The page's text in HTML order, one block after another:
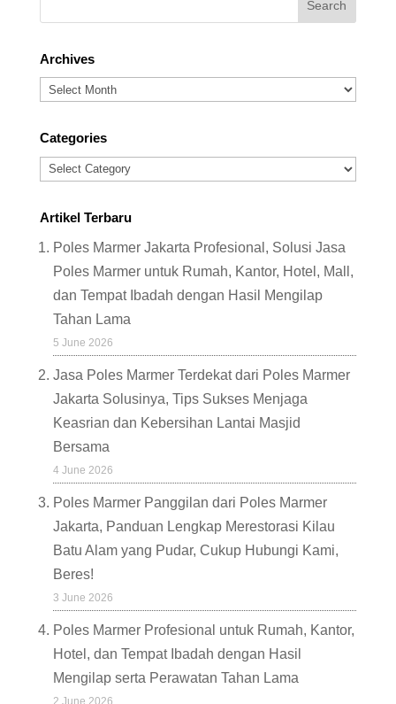
Archives
Archives
Categories
Categories
Artikel Terbaru
Poles Marmer Jakarta Profesional, Solusi Jasa
Poles Marmer untuk Rumah, Kantor, Hotel, Mall,
dan Tempat Ibadah dengan Hasil Mengilap
Tahan Lama
5 June 2026
Jasa Poles Marmer Terdekat dari Poles Marmer
Jakarta Solusinya, Tips Sukses Menjaga
Keasrian dan Kebersihan Lantai Masjid
Bersama
4 June 2026
Poles Marmer Panggilan dari Poles Marmer
Jakarta, Panduan Lengkap Merestorasi Kilau
Batu Alam yang Pudar, Cukup Hubungi Kami,
Beres!
3 June 2026
Poles Marmer Profesional untuk Rumah, Kantor,
Hotel, dan Tempat Ibadah dengan Hasil
Mengilap serta Perawatan Tahan Lama
2 June 2026